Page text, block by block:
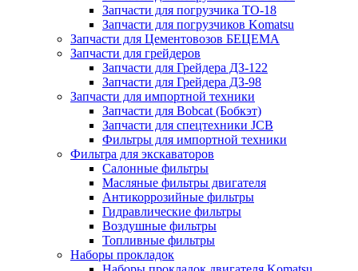
Запчасти для погрузчика ТО-18
Запчасти для погрузчиков Komatsu
Запчасти для Цементовозов БЕЦЕМА
Запчасти для грейдеров
Запчасти для Грейдера ДЗ-122
Запчасти для Грейдера ДЗ-98
Запчасти для импортной техники
Запчасти для Bobcat (Бобкэт)
Запчасти для спецтехники JCB
Фильтры для импортной техники
Фильтра для экскаваторов
Салонные фильтры
Масляные фильтры двигателя
Антикоррозийные фильтры
Гидравлические фильтры
Воздушные фильтры
Топливные фильтры
Наборы прокладок